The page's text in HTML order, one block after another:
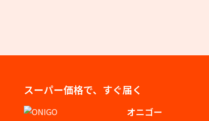
スーパー価格で、すぐ届く
オニゴー